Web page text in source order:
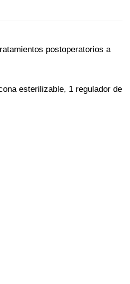
postoperatorios a
esterilizable, 1 regulador de